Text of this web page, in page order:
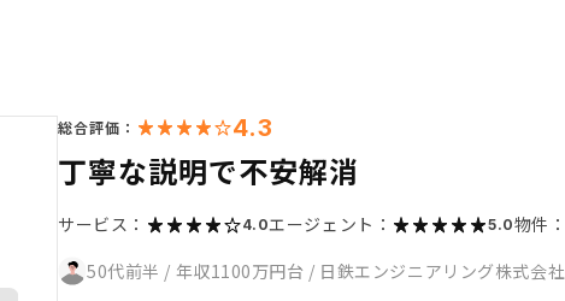
総合評価： 4.3
丁寧な説明で不安解消
サービス： 4.0エージェント： 5.0物件：
50代前半 / 年収1100万円台 / 日鉄エンジニアリング株式会社